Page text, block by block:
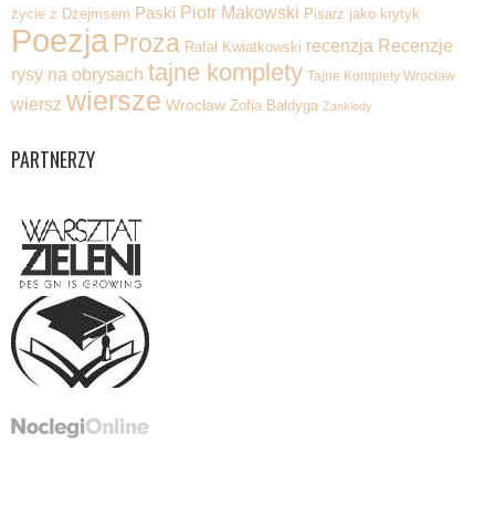
życie z Dżejmsem Paski Piotr Makowski Pisarz jako krytyk
Poezja Proza Rafał Kwiatkowski recenzja Recenzje
rysy na obrysach tajne komplety Tajne Komplety Wrocław
wiersz wiersze Wrocław Zofia Bałdyga Żanklody
PARTNERZY